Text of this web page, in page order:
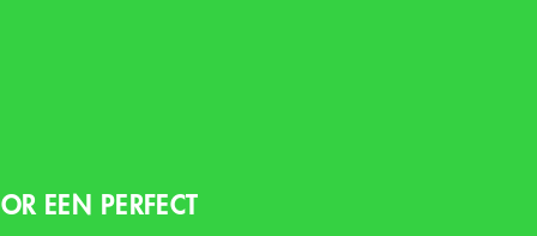
EEN PERFECT